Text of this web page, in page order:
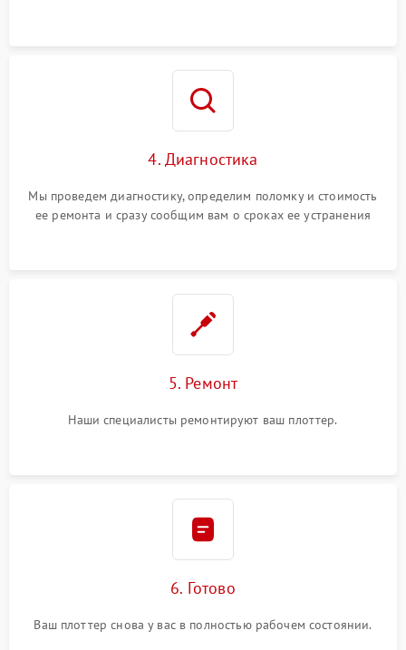
4. Диагностика
Мы проведем диагностику, определим поломку и стоимость
ее ремонта и сразу сообщим вам о сроках ее устранения
5. Ремонт
Наши специалисты ремонтируют ваш плоттер.
6. Готово
Ваш плоттер снова у вас в полностью рабочем состоянии.